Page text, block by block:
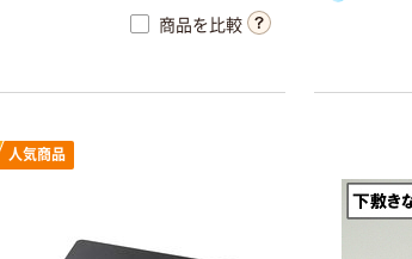
商品を比較
人気商品